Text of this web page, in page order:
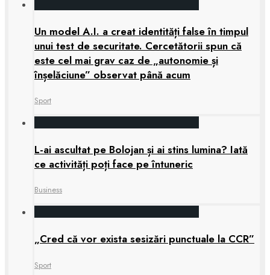
Un model A.I. a creat identități false în timpul
unui test de securitate. Cercetătorii spun că
este cel mai grav caz de „autonomie și
înșelăciune” observat până acum
Sport
L-ai ascultat pe Bolojan și ai stins lumina? Iată
ce activități poți face pe întuneric
Business
„Cred că vor exista sesizări punctuale la CCR”
Sport